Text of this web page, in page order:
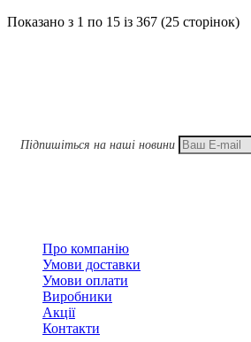
Показано з 1 по 15 із 367 (25 сторінок)
Підпишіться на наші новини
Про компанію
Умови доставки
Умови оплати
Виробники
Акції
Контакти